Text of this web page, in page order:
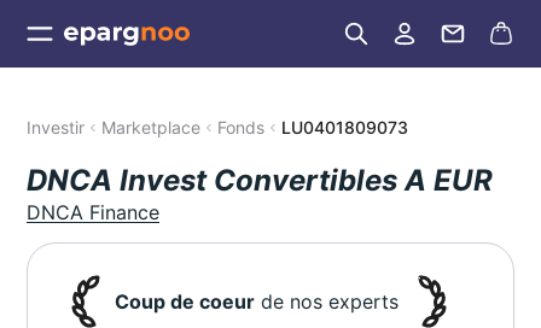
Investir Marketplace Fonds LU0401809073
DNCA Invest Convertibles A EUR
DNCA Finance
Coup de coeur de nos experts